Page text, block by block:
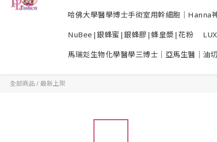
哈佛大學醫學博士手術室用幹細胞｜Hanna
NuBee|銀蜂蜜|銀蜂膠|蜂皇漿|花粉
馬瑞彣生物化學醫學三博士｜亞馬生醫｜油
全部商品 /最新上架